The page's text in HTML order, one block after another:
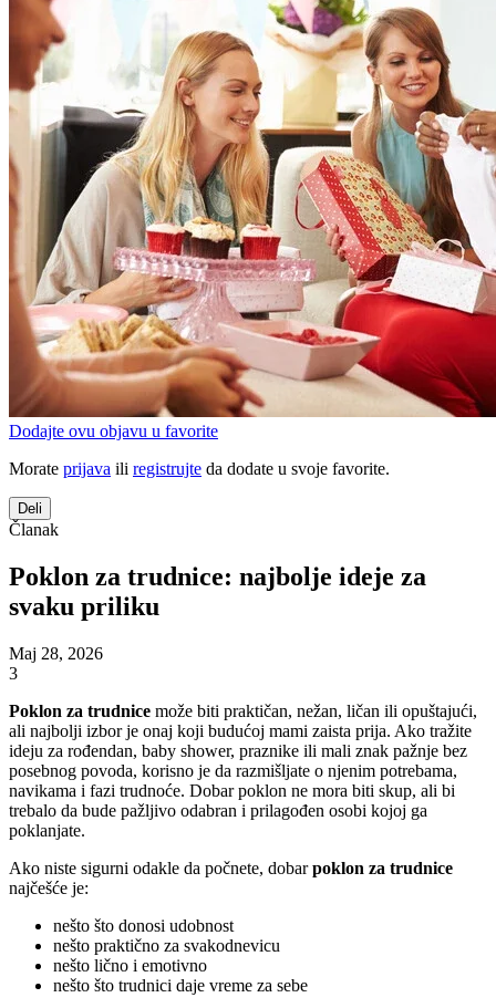
Dodajte ovu objavu u favorite
Morate prijava ili registrujte da dodate u svoje favorite.
Deli
Članak
Poklon za trudnice: najbolje ideje za
svaku priliku
Maj 28, 2026
3
Poklon za trudnice može biti praktičan, nežan, ličan ili opuštajući,
ali najbolji izbor je onaj koji budućoj mami zaista prija. Ako tražite
ideju za rođendan, baby shower, praznike ili mali znak pažnje bez
posebnog povoda, korisno je da razmišljate o njenim potrebama,
navikama i fazi trudnoće. Dobar poklon ne mora biti skup, ali bi
trebalo da bude pažljivo odabran i prilagođen osobi kojoj ga
poklanjate.
Ako niste sigurni odakle da počnete, dobarpoklon za trudnice
najčešće je:
nešto što donosi udobnost
nešto praktično za svakodnevicu
nešto lično i emotivno
nešto što trudnici daje vreme za sebe